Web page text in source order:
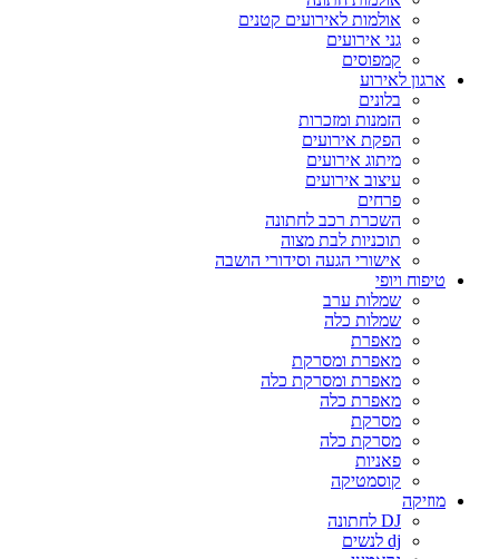
אולמות לאירועים קטנים
גני אירועים
קמפוסים
ארגון לאירוע
בלונים
הזמנות ומזכרות
הפקת אירועים
מיתוג אירועים
עיצוב אירועים
פרחים
השכרת רכב לחתונה
תוכניות לבת מצוה
אישורי הגעה וסידורי הושבה
טיפוח ויופי
שמלות ערב
שמלות כלה
מאפרת
מאפרת ומסרקת
מאפרת ומסרקת כלה
מאפרת כלה
מסרקת
מסרקת כלה
פאניות
קוסמטיקה
מוזיקה
DJ לחתונה
dj לנשים